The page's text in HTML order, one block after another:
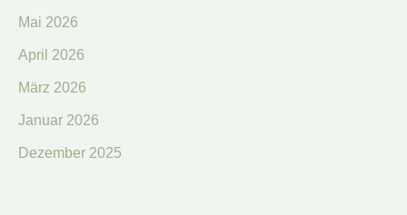
Mai 2026
April 2026
März 2026
Januar 2026
Dezember 2025